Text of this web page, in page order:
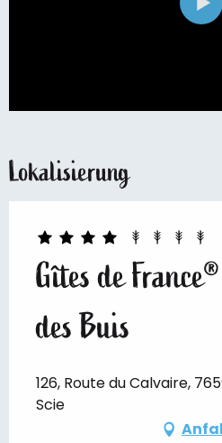
Lokalisierung
Gîtes de
des Buis
126, Route du Calvaire,
Scie